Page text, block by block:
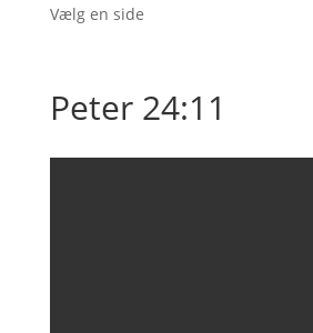
Vælg en side
Peter 24:11